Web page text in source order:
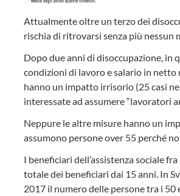
Attualmente oltre un terzo dei
rischia di ritrovarsi senza più
Dopo due anni di disoccupazione, in
condizioni di lavoro e salario in netto
hanno un impatto irrisorio (25 casi
interessate ad assumere “lavoratori
Neppure le altre misure hanno un
assumono persone over 55 perché
I beneficiari dell’assistenza sociale
totale dei beneficiari dai 15 anni. In
2017 il numero delle persone tra i 50